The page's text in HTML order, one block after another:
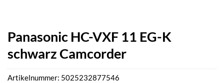
Panasonic HC-VXF 11 EG-K
schwarz Camcorder
Artikelnummer: 5025232877546